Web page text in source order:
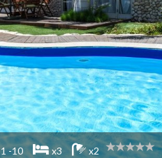
1 -10 x3 x2